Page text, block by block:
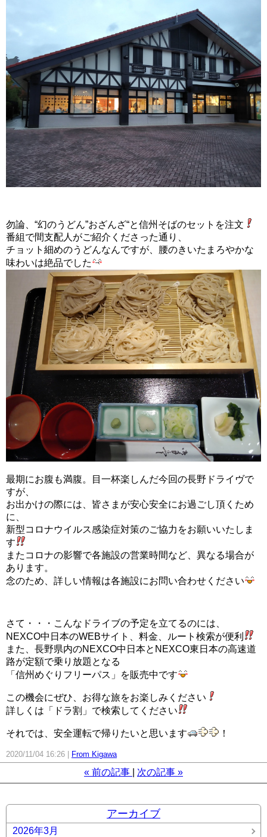
勿論、“幻のうどん”おざんざ“と信州そばのセットを注文
番組で間支配人がご紹介くださった通り、
チョット細めのうどんなんですが、腰のきいたまろやかな
味わいは絶品でした
最期にお腹も満腹。目一杯楽しんだ今回の長野ドライヴで
すが、
お出かけの際には、皆さまが安心安全にお過ごし頂くため
に、
新型コロナウイルス感染症対策のご協力をお願いいたしま
す
またコロナの影響で各施設の営業時間など、異なる場合が
あります。
念のため、詳しい情報は各施設にお問い合わせください
さて・・・こんなドライブの予定を立てるのには、
NEXCO中日本のWEBサイト、料金、ルート検索が便利
また、長野県内のNEXCO中日本とNEXCO東日本の高速道
路が定額で乗り放題となる
「信州めぐりフリーパス」を販売中です
この機会にぜひ、お得な旅をお楽しみください
詳しくは「ドラ割」で検索してください
それでは、安全運転で帰りたいと思います ！
2020/11/04 16:26 From Kigawa
« 前の記事 次の記事 »
アーカイブ
2026年3月